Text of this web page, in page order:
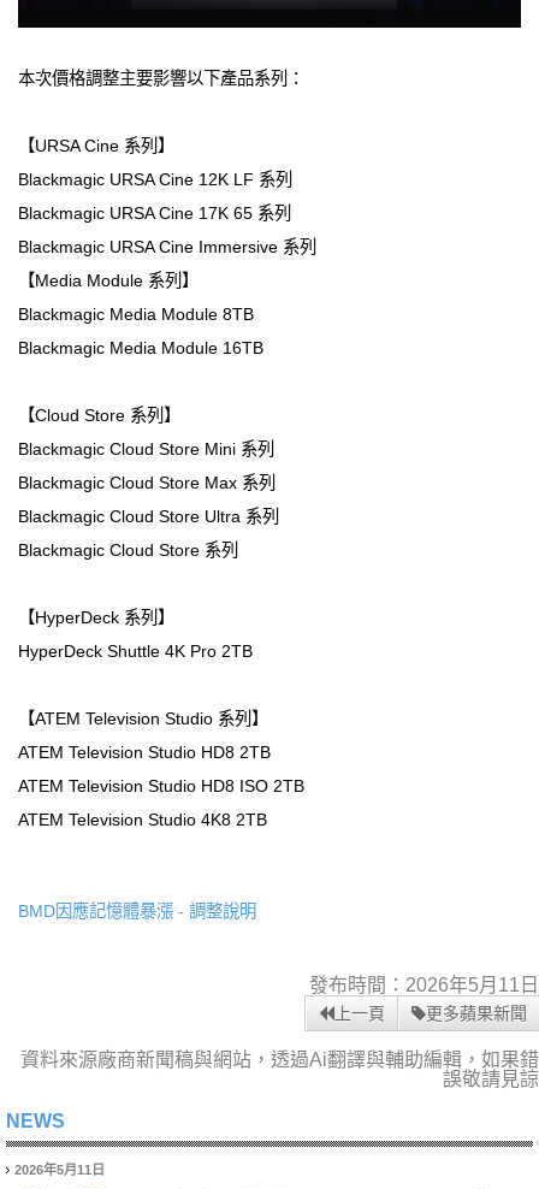
本次價格調整主要影響以下產品系列：
【URSA Cine 系列】
Blackmagic URSA Cine 12K LF 系列
Blackmagic URSA Cine 17K 65 系列
Blackmagic URSA Cine Immersive 系列
【Media Module 系列】
Blackmagic Media Module 8TB
Blackmagic Media Module 16TB
【Cloud Store 系列】
Blackmagic Cloud Store Mini 系列
Blackmagic Cloud Store Max 系列
Blackmagic Cloud Store Ultra 系列
Blackmagic Cloud Store 系列
【HyperDeck 系列】
HyperDeck Shuttle 4K Pro 2TB
【ATEM Television Studio 系列】
ATEM Television Studio HD8 2TB
ATEM Television Studio HD8 ISO 2TB
ATEM Television Studio 4K8 2TB
BMD因應記憶體暴漲 - 調整說明
發布時間：2026年5月11日
上一頁 更多蘋果新聞
資料來源廠商新聞稿與網站，透過Ai翻譯與輔助編輯，如果錯
誤敬請見諒
NEWS
2026年5月11日